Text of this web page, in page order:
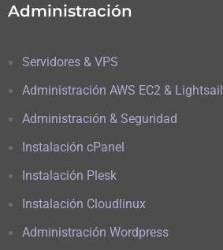
Administración
Servidores & VPS
Administración AWS EC2 & Lightsail
Administración & Seguridad
Instalación cPanel
Instalación Plesk
Instalación Cloudlinux
Administración Wordpress